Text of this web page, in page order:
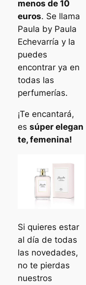
menos de 10
euros. Se llama
Paula by Paula
Echevarría y la
puedes
encontrar ya en
todas las
perfumerías.
¡Te encantará,
es súper elegan
te, femenina!
Si quieres estar
al día de todas
las novedades,
no te pierdas
nuestros